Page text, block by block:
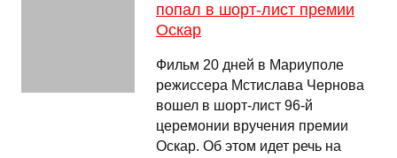
попал в шорт-лист премии
Оскар
Фильм 20 дней в Мариуполе
режиссера Мстислава Чернова
вошел в шорт-лист 96-й
церемонии вручения премии
Оскар. Об этом идет речь на